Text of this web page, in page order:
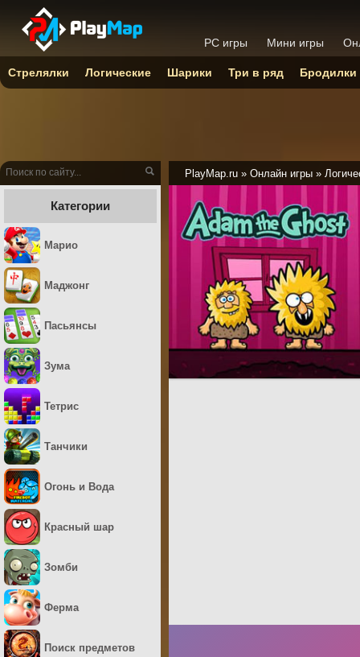
PlayMap.ru » Онлайн игры »
Категории
Марио
Маджонг
Пасьянсы
Зума
Тетрис
Танчики
Огонь и Вода
Красный шар
Зомби
Ферма
Поиск предметов
PC игры Мини игры
Стрелялки Логические Шарики Три в ряд Бродилки